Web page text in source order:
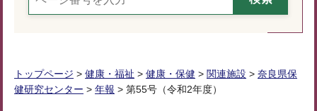
トップページ > 健康・福祉 > 健康・保健 > 関連施設 > 奈良県保
健研究センター > 年報 > 第55号（令和2年度）